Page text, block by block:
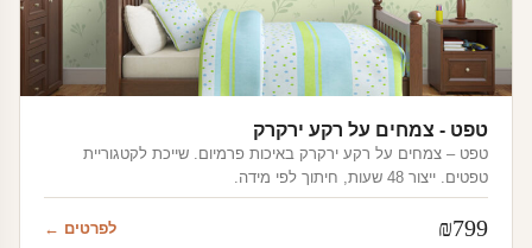
טפט - צמחים על רקע ירקרק
טפט – צמחים על רקע ירקרק באיכות פרמיום. שייכת לקטגוריית
טפטים. ייצור 48 שעות, חיתוך לפי מידה.
₪799 לפרטים ←